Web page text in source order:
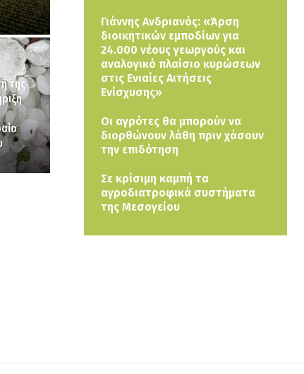
της
Γιάννης Ανδριανός: «Άρση
διοικητικών εμποδίων για
24.000 νέους γεωργούς και
αναλογικό πλαίσιο κυρώσεων
στις Ενιαίες Αιτήσεις
Ενίσχυσης»
Οι αγρότες θα μπορούν να
διορθώνουν λάθη πριν χάσουν
την επιδότηση
Σε κρίσιμη καμπή τα
αγροδιατροφικά συστήματα
της Μεσογείου